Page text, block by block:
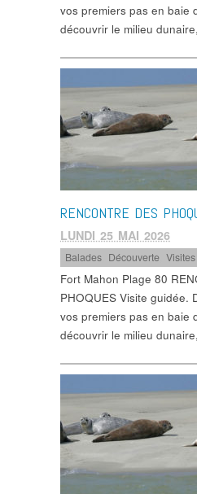
vos premiers pas en baie
découvrir le milieu
RENCONTRE DES
LUNDI 25 MAI 2026
Balades Découverte ,Visites
Fort Mahon Plage 80
PHOQUES Visite guidée.
vos premiers pas en baie
découvrir le milieu